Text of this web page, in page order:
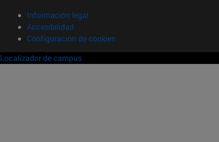
Información legal
Accesibilidad
Configuración de cookies
Localizador de campus